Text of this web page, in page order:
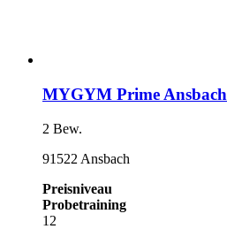
MYGYM Prime Ansbach
2 Bew.
91522 Ansbach
Preisniveau
Probetraining
12